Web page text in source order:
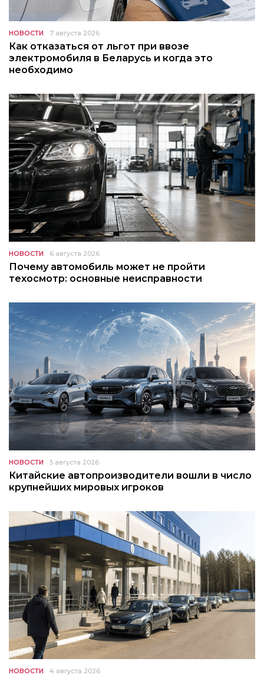
НОВОСТИ 7 августа 2026
Как отказаться от льгот при ввозе
электромобиля в Беларусь и когда это
необходимо
НОВОСТИ 6 августа 2026
Почему автомобиль может не пройти
техосмотр: основные неисправности
НОВОСТИ 5 августа 2026
Китайские автопроизводители вошли в число
крупнейших мировых игроков
НОВОСТИ 4 августа 2026